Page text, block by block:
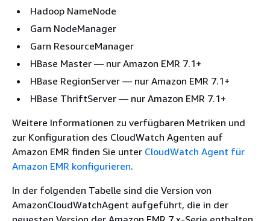
Hadoop NameNode
Garn NodeManager
Garn ResourceManager
HBase Master — nur Amazon EMR 7.1+
HBase RegionServer — nur Amazon EMR 7.1+
HBase ThriftServer — nur Amazon EMR 7.1+
Weitere Informationen zu verfügbaren Metriken und
zur Konfiguration des CloudWatch Agenten auf
Amazon EMR finden Sie unter CloudWatch Agent für
Amazon EMR konfigurieren.
In der folgenden Tabelle sind die Version von
AmazonCloudWatchAgent aufgeführt, die in der